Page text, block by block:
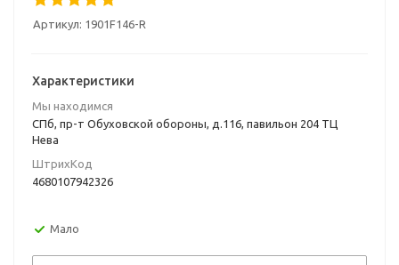
Артикул: 1901F146-R
Характеристики
Мы находимся
СПб, пр-т Обуховской обороны, д.116, павильон 204 ТЦ
Нева
ШтрихКод
4680107942326
Мало